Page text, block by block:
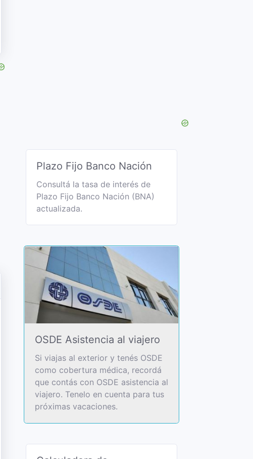
Plazo Fijo Banco Nación
Consultá la tasa de interés de
Plazo Fijo Banco Nación (BNA)
actualizada.
OSDE Asistencia al viajero
Si viajas al exterior y tenés OSDE
como cobertura médica, recordá
que contás con OSDE asistencia al
viajero. Tenelo en cuenta para tus
próximas vacaciones.